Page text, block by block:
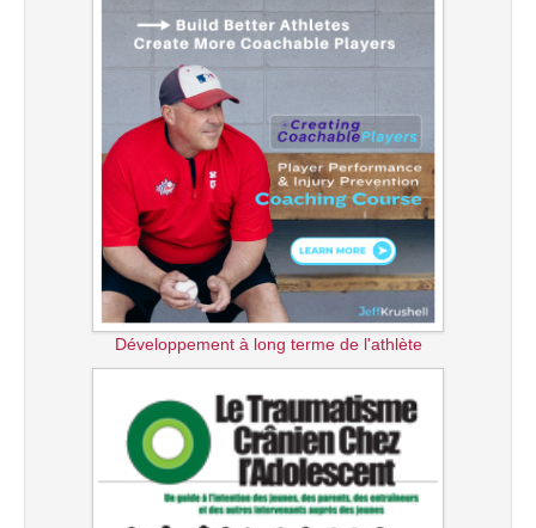
Développement à long terme de l'athlète